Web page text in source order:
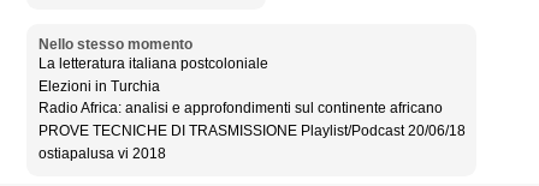
Nello stesso momento
La letteratura italiana postcoloniale
Elezioni in Turchia
Radio Africa: analisi e approfondimenti sul continente africano
PROVE TECNICHE DI TRASMISSIONE Playlist/Podcast 20/06/18
ostiapalusa vi 2018